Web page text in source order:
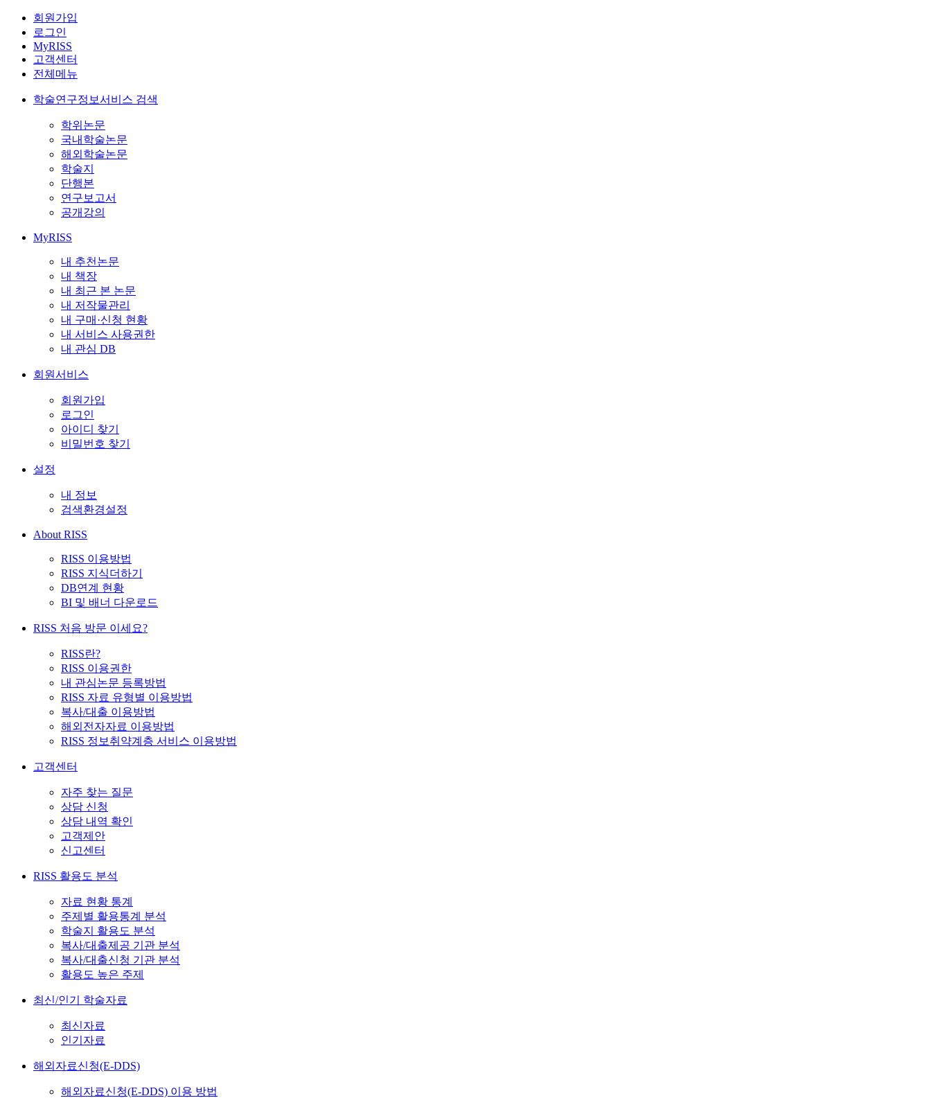
회원가입
로그인
MyRISS
고객센터
전체메뉴
학술연구정보서비스 검색
학위논문
국내학술논문
해외학술논문
학술지
단행본
연구보고서
공개강의
MyRISS
내 추천논문
내 책장
내 최근 본 논문
내 저작물관리
내 구매·신청 현황
내 서비스 사용권한
내 관심 DB
회원서비스
회원가입
로그인
아이디 찾기
비밀번호 찾기
설정
내 정보
검색환경설정
About RISS
RISS 이용방법
RISS 지식더하기
DB연계 현황
BI 및 배너 다운로드
RISS 처음 방문 이세요?
RISS란?
RISS 이용권한
내 관심논문 등록방법
RISS 자료 유형별 이용방법
복사/대출 이용방법
해외전자자료 이용방법
RISS 정보취약계층 서비스 이용방법
고객센터
자주 찾는 질문
상담 신청
상담 내역 확인
고객제안
신고센터
RISS 활용도 분석
자료 현황 통계
주제별 활용통계 분석
학술지 활용도 분석
복사/대출제공 기관 분석
복사/대출신청 기관 분석
활용도 높은 주제
최신/인기 학술자료
최신자료
인기자료
해외자료신청(E-DDS)
해외자료신청(E-DDS) 이용 방법